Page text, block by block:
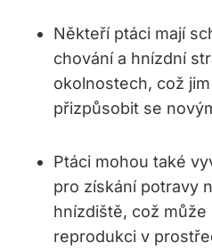
Někteří ptáci mají
chování a hnízdní
okolnostech, což
přizpůsobit se
Ptáci mohou také
pro získání potravy
hnízdiště, což
reprodukci v